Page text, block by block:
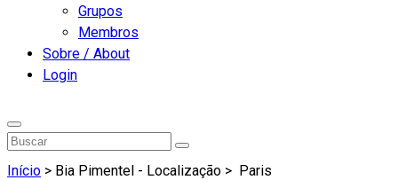
Grupos
Membros
Sobre / About
Login
Início > Bia Pimentel - Localização > Paris